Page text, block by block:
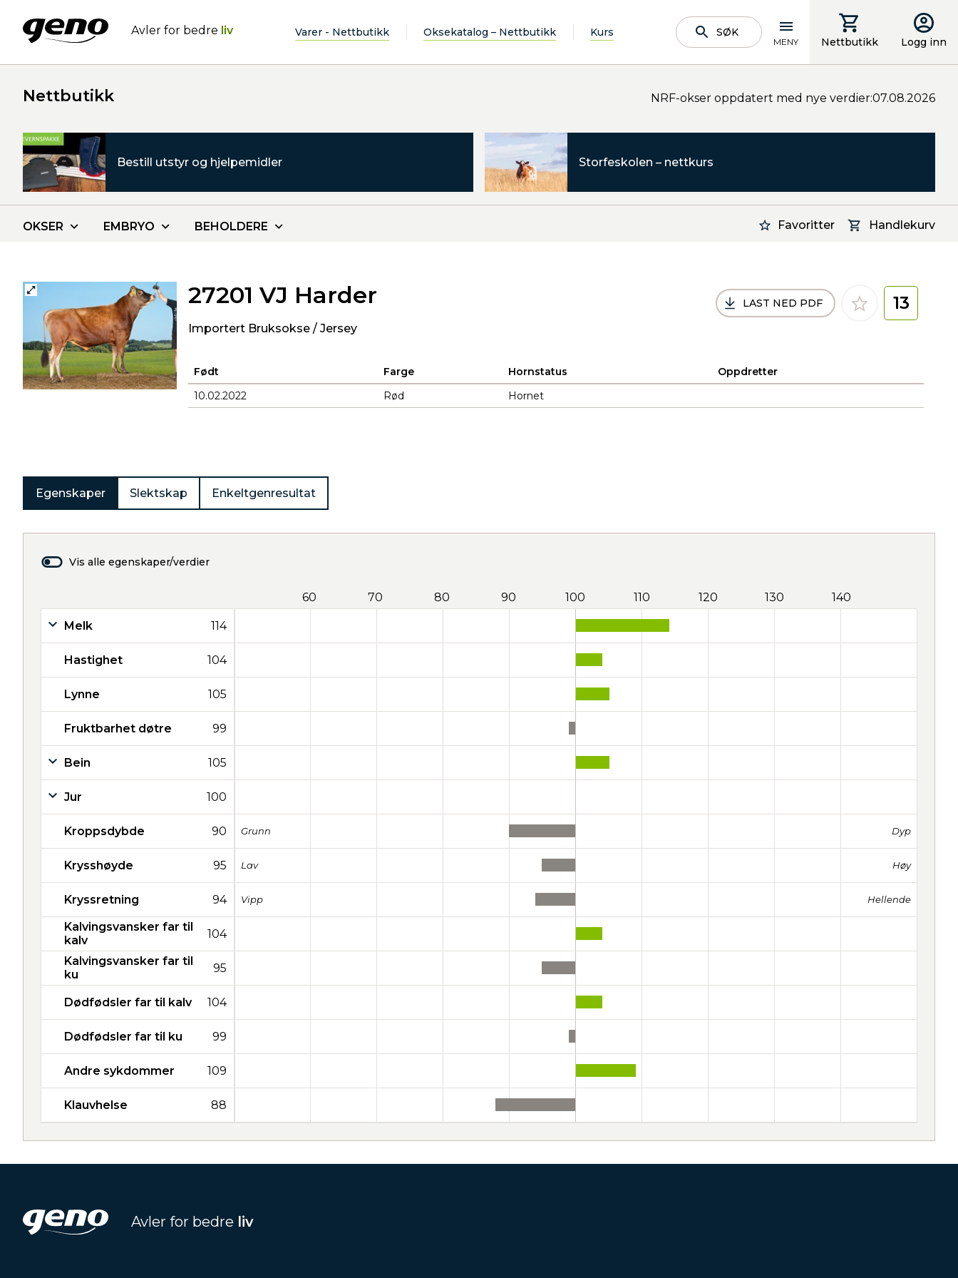
Avler for bedre liv Varer - Nettbutikk Oksekatalog – Nettbutikk Kurs SØK
MENY Nettbutikk Logg inn
Nettbutikk NRF-okser oppdatert med nye verdier:07.08.2026
Bestill utstyr og hjelpemidler Storfeskolen – nettkurs
Favoritter Handlekurv
OKSER EMBRYO BEHOLDERE
27201 VJ Harder
Importert Bruksokse / Jersey
LAST NED PDF 13
Født Farge Hornstatus
Oppdretter
10.02.2022
Rød Hornet
Egenskaper Slektskap Enkeltgenresultat
Vis alle egenskaper/verdier
60 70 80 90 100 110 120 130 140
Melk 114
Hastighet 104
Lynne 105
Fruktbarhet døtre 99
Bein 105
Jur 100
Kroppsdybde 90 Grunn Dyp
Krysshøyde 95 Lav Høy
Kryssretning 94 Vipp Hellende
Kalvingsvansker far til
kalv
104
Kalvingsvansker far til
ku
95
Dødfødsler far til kalv 104
Dødfødsler far til ku 99
Andre sykdommer 109
Klauvhelse 88
Avler for bedre liv